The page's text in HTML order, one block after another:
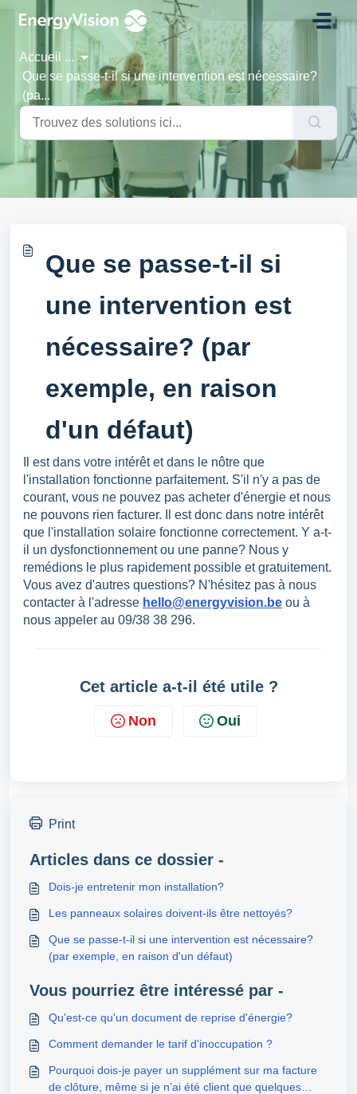
Passer au contenu principal
Accueil ...
Que se passe-t-il si une intervention est nécessaire?
(pa...
Que se passe-t-il si
une intervention est
nécessaire? (par
exemple, en raison
d'un défaut)
Il est dans votre intérêt et dans le nôtre que
l'installation fonctionne parfaitement. S'il n'y a pas de
courant, vous ne pouvez pas acheter d'énergie et nous
ne pouvons rien facturer. Il est donc dans notre intérêt
que l'installation solaire fonctionne correctement. Y a-t-
il un dysfonctionnement ou une panne? Nous y
remédions le plus rapidement possible et gratuitement.
Vous avez d'autres questions? N'hésitez pas à nous
contacter à l'adresse hello@energyvision.be ou à
nous appeler au 09/38 38 296.
Cet article a-t-il été utile ?
Non Oui
Print
Articles dans ce dossier -
Dois-je entretenir mon installation?
Les panneaux solaires doivent-ils être nettoyés?
Que se passe-t-il si une intervention est nécessaire?
(par exemple, en raison d'un défaut)
Vous pourriez être intéressé par -
Qu'est-ce qu'un document de reprise d'énergie?
Comment demander le tarif d'inoccupation ?
Pourquoi dois-je payer un supplément sur ma facture
de clôture, même si je n’ai été client que quelques